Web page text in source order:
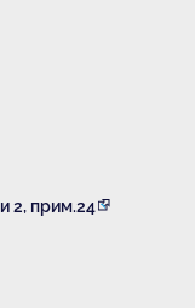
2, прим.24